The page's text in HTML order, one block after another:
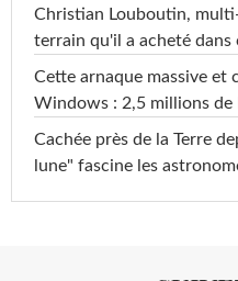
Christian Louboutin,
terrain qu'il a acheté dans
Cette arnaque massive et
Windows : 2,5 millions de
Cachée près de la Terre
lune" fascine les